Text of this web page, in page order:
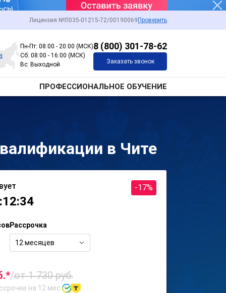
Лицензия №Л035-01215-72/00190069 Проверить
Пн-Пт: 08:00 - 20:00 (МСК)
Сб: 08:00 - 16:00 (МСК)
Вс: Выходной
8 (800) 301-78-62
Заказать звонок
ПРОФЕССИОНАЛЬНОЕ ОБУЧЕНИЕ
в Чите
-17%
Рассрочка
12 месяцев
/от 1 730 руб.
на 12 мес.